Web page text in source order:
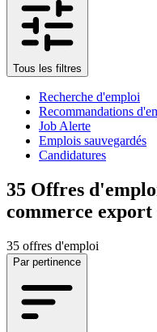
Tous les filtres
Recherche d'emploi
Recommandations
Job Alerte
Emplois sauvegardés
Candidatures
35 Offres
commerce
35 offres d'emploi
Par pertinence